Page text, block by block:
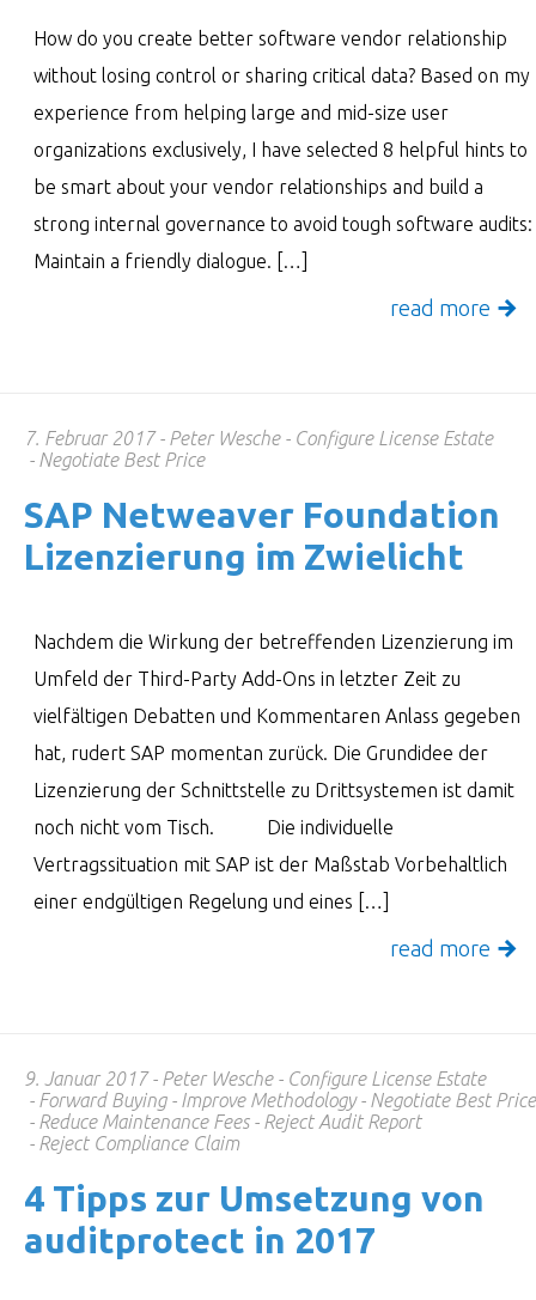
How do you create better software vendor relationship
without losing control or sharing critical data? Based on my
experience from helping large and mid-size user
organizations exclusively, I have selected 8 helpful hints to
be smart about your vendor relationships and build a
strong internal governance to avoid tough software audits:
Maintain a friendly dialogue. […]
read more
7. Februar 2017 Peter Wesche
Configure License Estate
Negotiate Best Price
SAP Netweaver Foun­da­tion
Lizen­zie­rung im Zwie­licht
Nachdem die Wirkung der betreffenden Lizenzierung im
Umfeld der Third-Party Add-Ons in letzter Zeit zu
vielfältigen Debatten und Kommentaren Anlass gegeben
hat, rudert SAP momentan zurück. Die Grundidee der
Lizenzierung der Schnittstelle zu Drittsystemen ist damit
noch nicht vom Tisch. Die individuelle
Vertragssituation mit SAP ist der Maßstab Vorbehaltlich
einer endgültigen Regelung und eines […]
read more
9. Januar 2017 Peter Wesche
Configure License Estate
Forward Buying
Improve Methodology
Negotiate Best Price
Reduce Maintenance Fees
Reject Audit Report
Reject Compliance Claim
4 Tipps zur Umset­zung von
audit­pro­tect in 2017